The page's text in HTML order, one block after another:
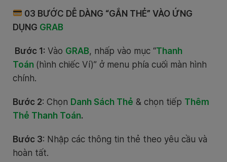
03 BƯỚC DỄ DÀNG “GẮN THẺ” VÀO ỨNG
DỤNG GRAB
Bước 1: Vào GRAB, nhấp vào mục “Thanh
Toán (hình chiếc Ví)” ở menu phía cuối màn hình
chính.
Bước 2: Chọn Danh Sách Thẻ & chọn tiếp Thêm
Thẻ Thanh Toán.
Bước 3: Nhập các thông tin thẻ theo yêu cầu và
hoàn tất.